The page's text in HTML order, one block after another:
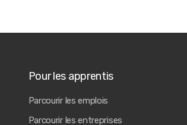
Pour les apprentis
Parcourir les emplois
Parcourir les entreprises